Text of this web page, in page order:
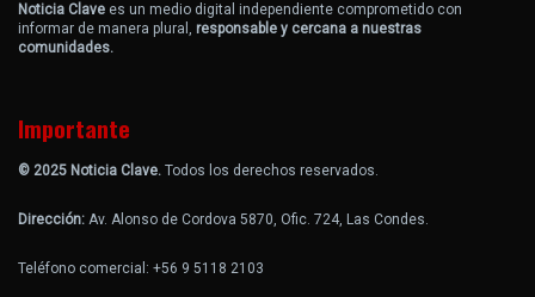
Noticia Clave es un medio digital independiente comprometido con
informar de manera plural, responsable y cercana a nuestras
comunidades.
Importante
© 2025 Noticia Clave. Todos los derechos reservados.
Dirección: Av. Alonso de Cordova 5870, Ofic. 724, Las Condes.
Teléfono comercial: +56 9 5118 2103